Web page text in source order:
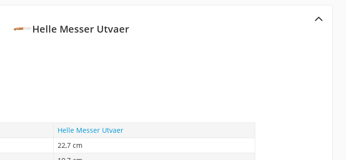
Helle Messer Utvaer
Helle Messer Utvaer
22,7 cm